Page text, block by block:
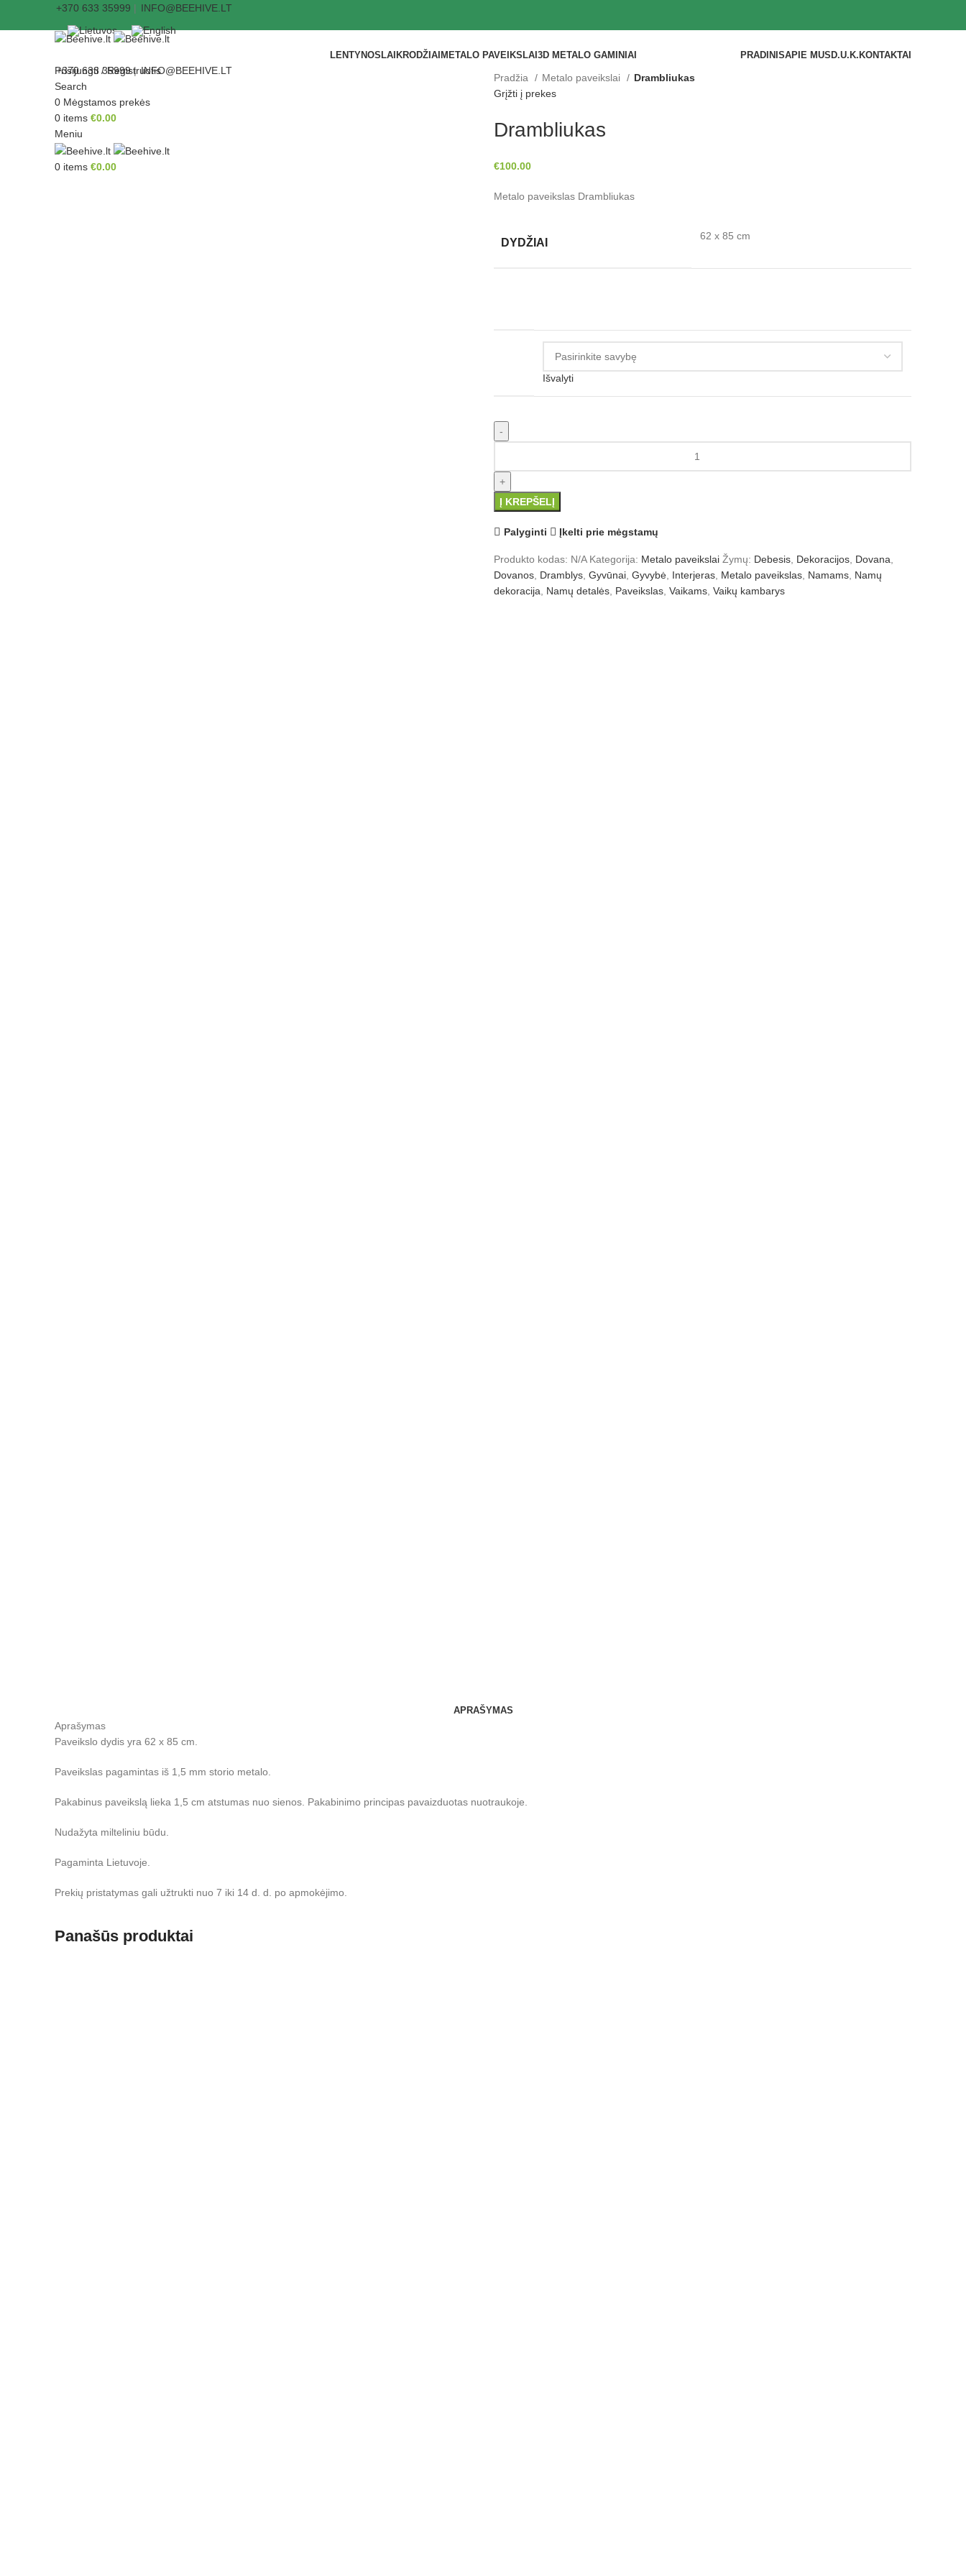
+370 633 35999 | INFO@BEEHIVE.LT
PRADINISAPIE MUS D.U.K. KONTAKTAI
+370 633 35999|INFO@BEEHIVE.LT
LENTYNOS LAIKRODŽIAI METALO PAVEIKSLAI 3D METALO GAMINIAI
Prisijungti / Registruotis
Search
0 Mėgstamos prekės
0 items €0.00
Meniu
0 items €0.00
Pradžia Metalo paveikslai
Drambliukas
Grįžti į prekes
Drambliukas
€100.00
Metalo paveikslas Drambliukas
DYDŽIAI
62 x 85 cm
Išvalyti
Į KREPŠELĮ
Palyginti Įkelti prie mėgstamų
Produkto kodas: N/A Kategorija: Metalo paveikslai Žymų: Debesis Dekoracijos Dovana
Dovanos Dramblys Gyvūnai Gyvybė Interjeras Metalo paveikslas Namams Namų
dekoracija
Namų detalės Paveikslas Vaikams Vaikų kambarys
APRAŠYMAS
Aprašymas
Paveikslo dydis yra 62 x 85 cm.
Paveikslas pagamintas iš 1,5 mm storio metalo.
Pakabinus paveikslą lieka 1,5 cm atstumas nuo sienos. Pakabinimo principas pavaizduotas nuotraukoje.
Nudažyta milteliniu būdu.
Pagaminta Lietuvoje.
Prekių pristatymas gali užtrukti nuo 7 iki 14 d. d. po apmokėjimo.
Panašūs produktai